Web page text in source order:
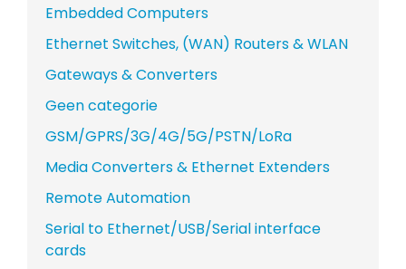
Embedded Computers
Ethernet Switches, (WAN) Routers & WLAN
Gateways & Converters
Geen categorie
GSM/GPRS/3G/4G/5G/PSTN/LoRa
Media Converters & Ethernet Extenders
Remote Automation
Serial to Ethernet/USB/Serial interface
cards